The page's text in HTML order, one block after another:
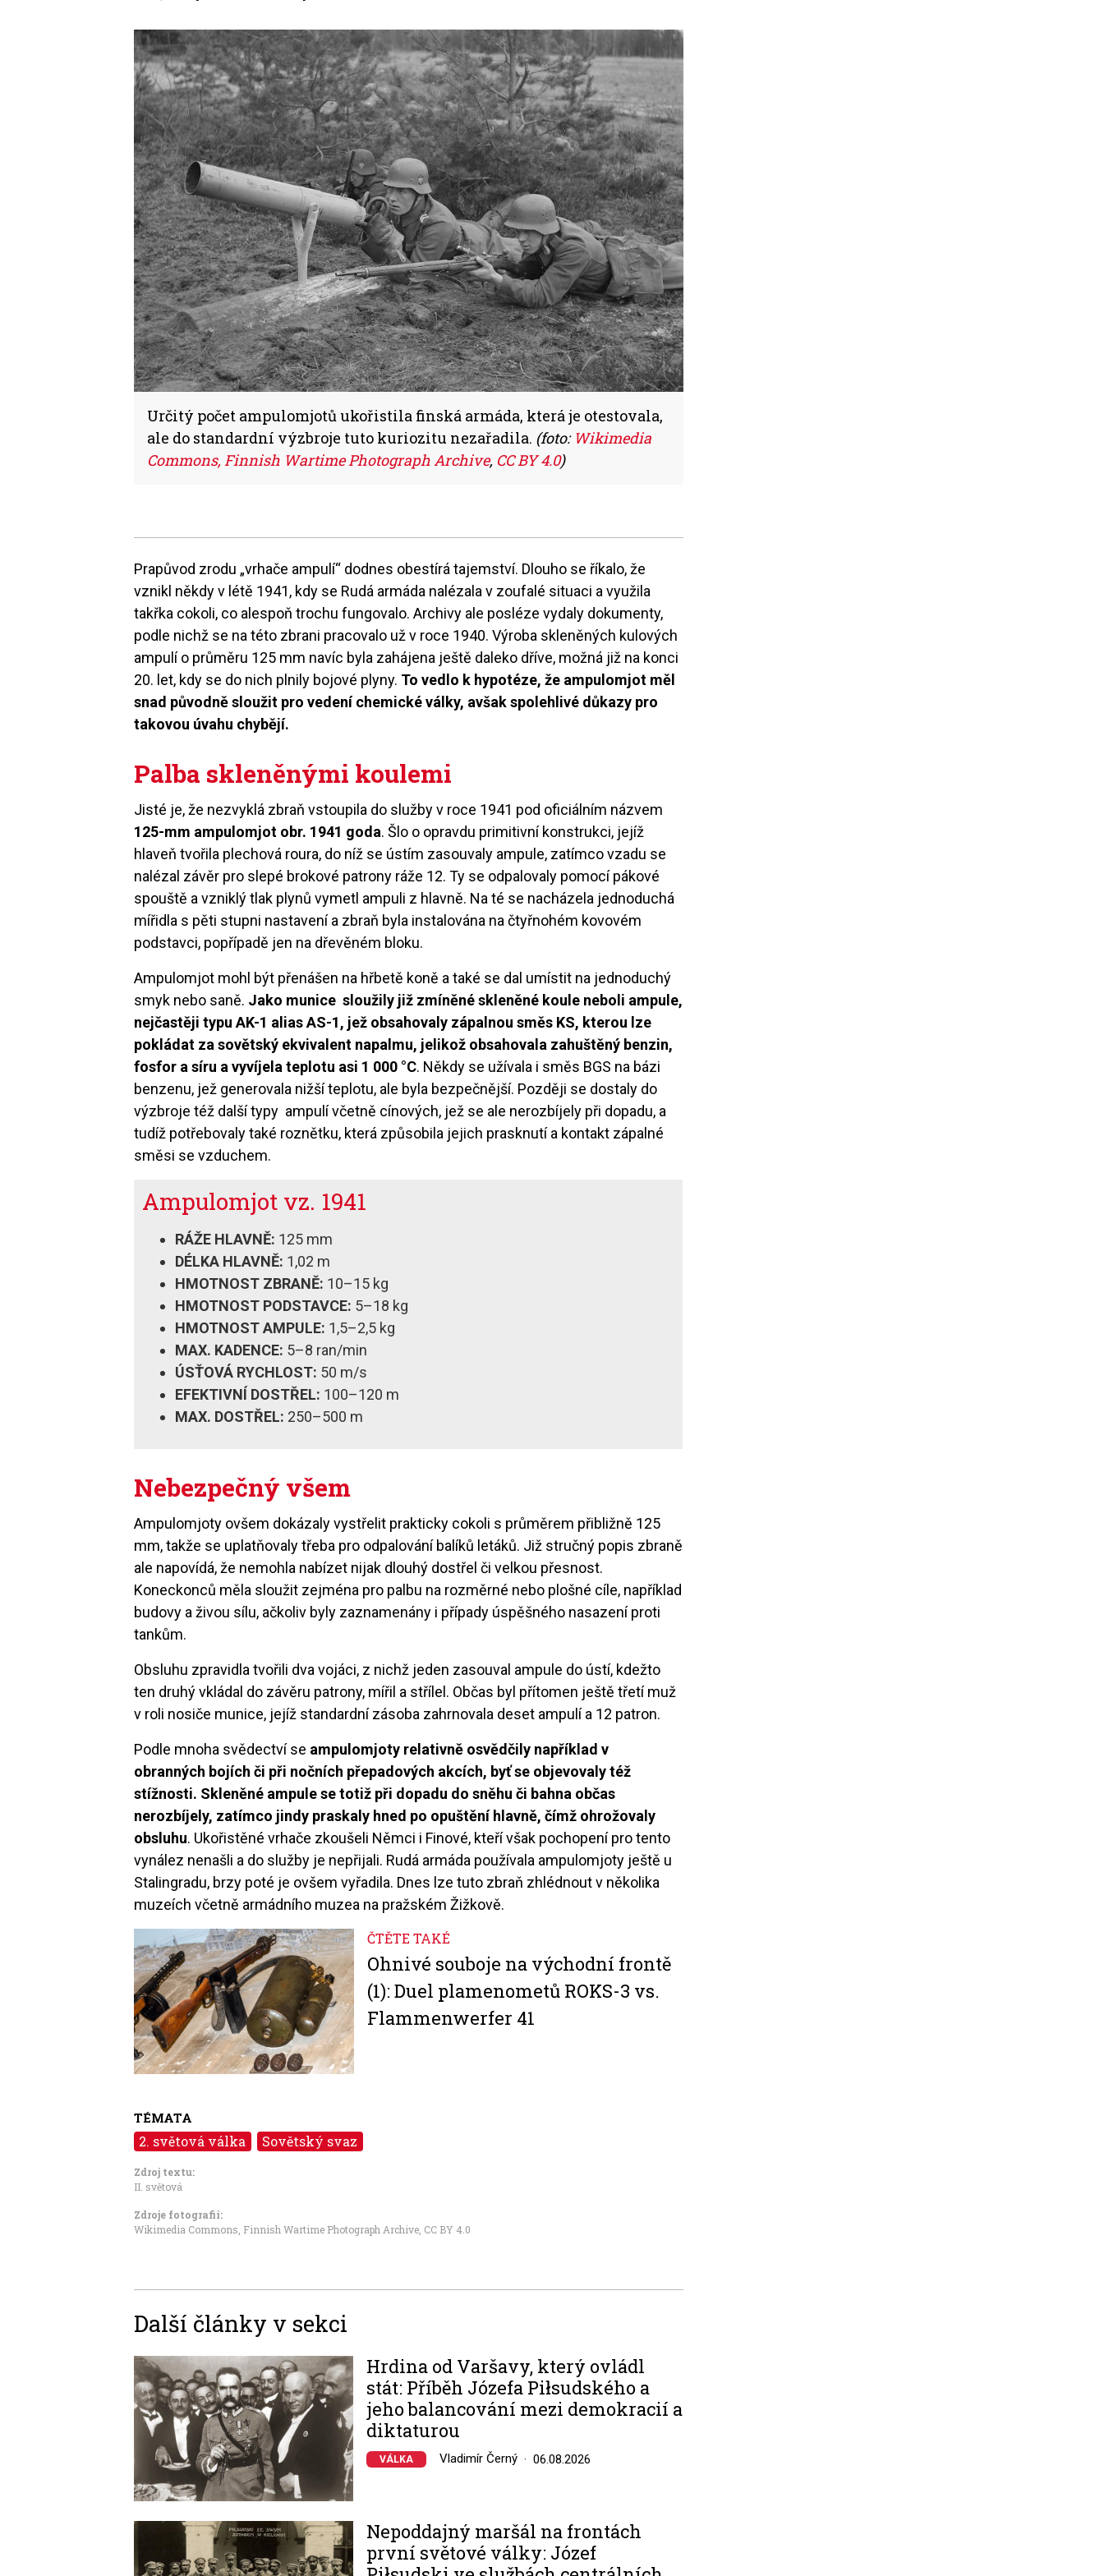
Určitý počet ampulomjotů ukořistila finská armáda, která je otestovala,
ale do standardní výzbroje tuto kuriozitu nezařadila. (foto: Wikimedia
Commons, Finnish Wartime Photograph Archive, CC BY 4.0)
Prapůvod zrodu „vrhače ampulí“ dodnes obestírá tajemství. Dlouho se říkalo, že
vznikl někdy v létě 1941, kdy se Rudá armáda nalézala v zoufalé situaci a využila
takřka cokoli, co alespoň trochu fungovalo. Archivy ale posléze vydaly dokumenty,
podle nichž se na této zbrani pracovalo už v roce 1940. Výroba skleněných kulových
ampulí o průměru 125 mm navíc byla zahájena ještě daleko dříve, možná již na konci
20. let, kdy se do nich plnily bojové plyny. To vedlo k hypotéze, že ampulomjot měl
snad původně sloužit pro vedení chemické války, avšak spolehlivé důkazy pro
takovou úvahu chybějí.
Palba skleněnými koulemi
Jisté je, že nezvyklá zbraň vstoupila do služby v roce 1941 pod oficiálním názvem
125-mm ampulomjot obr. 1941 goda. Šlo o opravdu primitivní konstrukci, jejíž
hlaveň tvořila plechová roura, do níž se ústím zasouvaly ampule, zatímco vzadu se
nalézal závěr pro slepé brokové patrony ráže 12. Ty se odpalovaly pomocí pákové
spouště a vzniklý tlak plynů vymetl ampuli z hlavně. Na té se nacházela jednoduchá
mířidla s pěti stupni nastavení a zbraň byla instalována na čtyřnohém kovovém
podstavci, popřípadě jen na dřevěném bloku.
Ampulomjot mohl být přenášen na hřbetě koně a také se dal umístit na jednoduchý
smyk nebo saně. Jako munice sloužily již zmíněné skleněné koule neboli ampule,
nejčastěji typu AK-1 alias AS-1, jež obsahovaly zápalnou směs KS, kterou lze
pokládat za sovětský ekvivalent napalmu, jelikož obsahovala zahuštěný benzin,
fosfor a síru a vyvíjela teplotu asi 1 000 °C. Někdy se užívala i směs BGS na bázi
benzenu, jež generovala nižší teplotu, ale byla bezpečnější. Později se dostaly do
výzbroje též další typy ampulí včetně cínových, jež se ale nerozbíjely při dopadu, a
tudíž potřebovaly také roznětku, která způsobila jejich prasknutí a kontakt zápalné
směsi se vzduchem.
Ampulomjot vz. 1941
RÁŽE HLAVNĚ: 125 mm
DÉLKA HLAVNĚ: 1,02 m
HMOTNOST ZBRANĚ: 10–15 kg
HMOTNOST PODSTAVCE: 5–18 kg
HMOTNOST AMPULE: 1,5–2,5 kg
MAX. KADENCE: 5–8 ran/min
ÚSŤOVÁ RYCHLOST: 50 m/s
EFEKTIVNÍ DOSTŘEL: 100–120 m
MAX. DOSTŘEL: 250–500 m
Nebezpečný všem
Ampulomjoty ovšem dokázaly vystřelit prakticky cokoli s průměrem přibližně 125
mm, takže se uplatňovaly třeba pro odpalování balíků letáků. Již stručný popis zbraně
ale napovídá, že nemohla nabízet nijak dlouhý dostřel či velkou přesnost.
Koneckonců měla sloužit zejména pro palbu na rozměrné nebo plošné cíle, například
budovy a živou sílu, ačkoliv byly zaznamenány i případy úspěšného nasazení proti
tankům.
Obsluhu zpravidla tvořili dva vojáci, z nichž jeden zasouval ampule do ústí, kdežto
ten druhý vkládal do závěru patrony, mířil a střílel. Občas byl přítomen ještě třetí muž
v roli nosiče munice, jejíž standardní zásoba zahrnovala deset ampulí a 12 patron.
Podle mnoha svědectví se ampulomjoty relativně osvědčily například v
obranných bojích či při nočních přepadových akcích, byť se objevovaly též
stížnosti. Skleněné ampule se totiž při dopadu do sněhu či bahna občas
nerozbíjely, zatímco jindy praskaly hned po opuštění hlavně, čímž ohrožovaly
obsluhu. Ukořistěné vrhače zkoušeli Němci i Finové, kteří však pochopení pro tento
vynález nenašli a do služby je nepřijali. Rudá armáda používala ampulomjoty ještě u
Stalingradu, brzy poté je ovšem vyřadila. Dnes lze tuto zbraň zhlédnout v několika
muzeích včetně armádního muzea na pražském Žižkově.
ČTĚTE TAKÉ
Ohnivé souboje na východní frontě
(1): Duel plamenometů ROKS-3 vs.
Flammenwerfer 41
TÉMATA
2. světová válka Sovětský svaz
Zdroj textu:
II. světová
Zdroje fotografii:
Wikimedia Commons, Finnish Wartime Photograph Archive CC BY 4.0
Další články v sekci
Image
Hrdina od Varšavy, který ovládl
stát: Příběh Józefa Piłsudského a
jeho balancování mezi demokracií a
diktaturou
VÁLKA Vladimír Černý 06.08.2026
Nepoddajný maršál na frontách
první světové války: Józef